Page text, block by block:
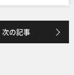
次の記事